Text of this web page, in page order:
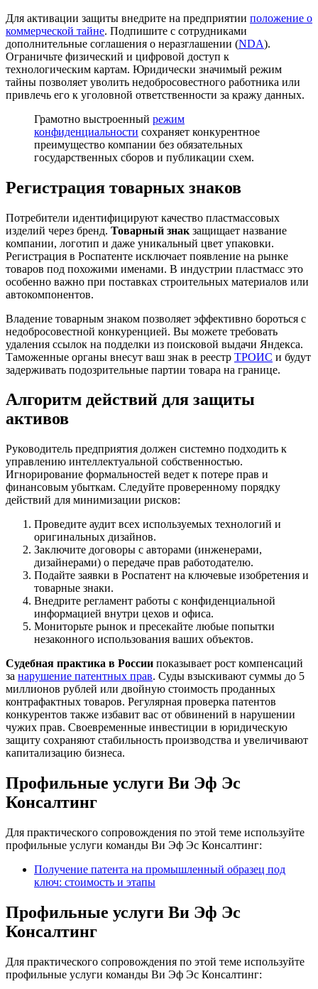
Для активации защиты внедрите на предприятии положение о
коммерческой тайне. Подпишите с сотрудниками
дополнительные соглашения о неразглашении (NDA).
Ограничьте физический и цифровой доступ к
технологическим картам. Юридически значимый режим
тайны позволяет уволить недобросовестного работника или
привлечь его к уголовной ответственности за кражу данных.
Грамотно выстроенный режим
конфиденциальности сохраняет конкурентное
преимущество компании без обязательных
государственных сборов и публикации схем.
Регистрация товарных знаков
Потребители идентифицируют качество пластмассовых
изделий через бренд. Товарный знак защищает название
компании, логотип и даже уникальный цвет упаковки.
Регистрация в Роспатенте исключает появление на рынке
товаров под похожими именами. В индустрии пластмасс это
особенно важно при поставках строительных материалов или
автокомпонентов.
Владение товарным знаком позволяет эффективно бороться с
недобросовестной конкуренцией. Вы можете требовать
удаления ссылок на подделки из поисковой выдачи Яндекса.
Таможенные органы внесут ваш знак в реестр ТРОИС и будут
задерживать подозрительные партии товара на границе.
Алгоритм действий для защиты
активов
Руководитель предприятия должен системно подходить к
управлению интеллектуальной собственностью.
Игнорирование формальностей ведет к потере прав и
финансовым убыткам. Следуйте проверенному порядку
действий для минимизации рисков:
Проведите аудит всех используемых технологий и
оригинальных дизайнов.
Заключите договоры с авторами (инженерами,
дизайнерами) о передаче прав работодателю.
Подайте заявки в Роспатент на ключевые изобретения и
товарные знаки.
Внедрите регламент работы с конфиденциальной
информацией внутри цехов и офиса.
Мониторьте рынок и пресекайте любые попытки
незаконного использования ваших объектов.
Судебная практика в России показывает рост компенсаций
за нарушение патентных прав. Суды взыскивают суммы до 5
миллионов рублей или двойную стоимость проданных
контрафактных товаров. Регулярная проверка патентов
конкурентов также избавит вас от обвинений в нарушении
чужих прав. Своевременные инвестиции в юридическую
защиту сохраняют стабильность производства и увеличивают
капитализацию бизнеса.
Профильные услуги Ви Эф Эс
Консалтинг
Для практического сопровождения по этой теме используйте
профильные услуги команды Ви Эф Эс Консалтинг:
Получение патента на промышленный образец под
ключ: стоимость и этапы
Профильные услуги Ви Эф Эс
Консалтинг
Для практического сопровождения по этой теме используйте
профильные услуги команды Ви Эф Эс Консалтинг: